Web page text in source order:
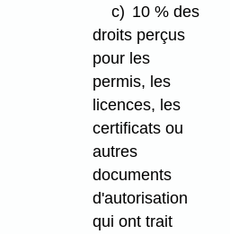
c) 10 % des
droits perçus
pour les
permis, les
licences, les
certificats ou
autres
documents
d'autorisation
qui ont trait